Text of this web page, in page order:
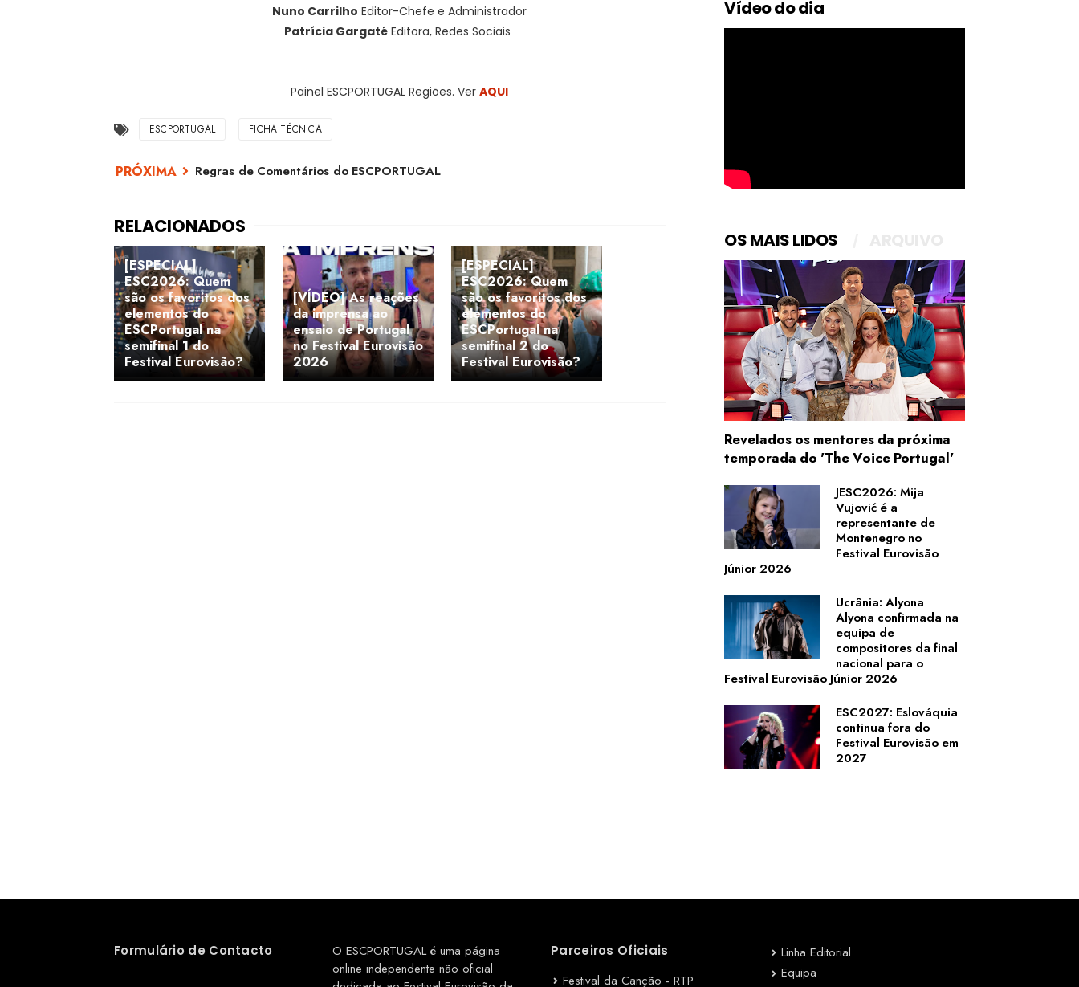
Nuno Carrilho Editor-Chefe e Administrador
Patrícia Gargaté Editora, Redes Sociais
Painel ESCPORTUGAL Regiões. Ver AQUI
ESCPORTUGAL FICHA TÉCNICA
Regras de Comentários do ESCPORTUGAL
[ESPECIAL]
ESC2026: Quem
são os favoritos dos
elementos do
ESCPortugal na
semifinal 1 do
Festival Eurovisão?
[VÍDEO] As reações
da imprensa ao
ensaio de Portugal
no Festival Eurovisão
2026
[ESPECIAL]
ESC2026: Quem
são os favoritos dos
elementos do
ESCPortugal na
semifinal 2 do
Festival Eurovisão?
Vídeo do dia
OS MAIS LIDOS
Revelados os mentores da próxima
temporada do 'The Voice Portugal'
JESC2026: Mija
Vujović é a
representante de
Montenegro no
Festival Eurovisão
Júnior 2026
Ucrânia: Alyona
Alyona confirmada na
equipa de
compositores da final
nacional para o
Festival Eurovisão Júnior 2026
ESC2027: Eslováquia
continua fora do
Festival Eurovisão em
2027
Formulário de Contacto
O ESCPORTUGAL é uma página
online independente não oficial
Parceiros Oficiais
Festival da Canção - RTP
Linha Editorial
Equipa